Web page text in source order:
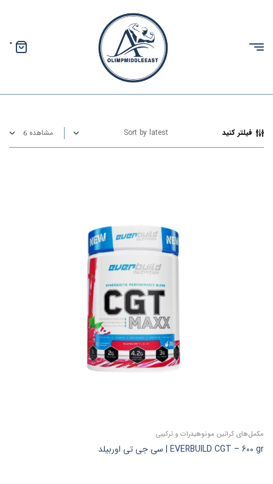
الیمپ
خاورمیانه
0
فیلتر کنید مشاهده
مکمل‌های کراتین مونوهیدرات و ترکیبی
EVERBUILD CGT – 600 gr | سی جی تی اوربیلد